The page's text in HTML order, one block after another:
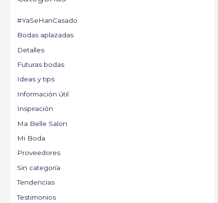
#YaSeHanCasado
Bodas aplazadas
Detalles
Futuras bodas
Ideas y tips
Información útil
Inspiración
Ma Belle Salon
Mi Boda
Proveedores
Sin categoría
Tendencias
Testimonios